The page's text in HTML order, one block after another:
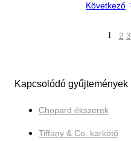
Következő
1 2 3
Kapcsolódó gyűjtemények
Chopard ékszerek
Tiffany & Co. karkötő